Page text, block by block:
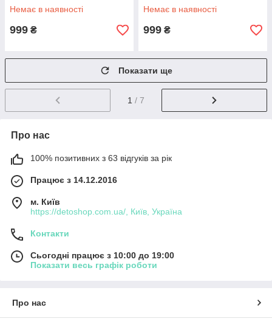
Немає в наявності
999 ₴
Немає в наявності
999 ₴
Показати ще
1 / 7
Про нас
100% позитивних з 63 відгуків за рік
Працює з 14.12.2016
м. Київ
https://detoshop.com.ua/, Київ, Україна
Контакти
Сьогодні працює з 10:00 до 19:00
Показати весь графік роботи
Про нас